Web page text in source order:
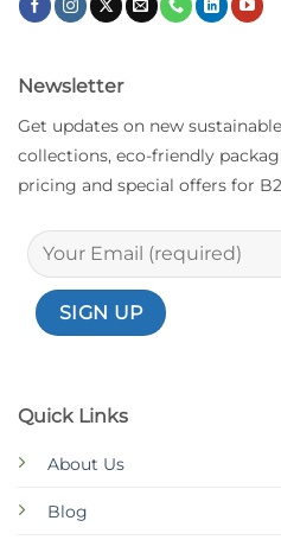
Quick Links
About Us
Blog
Newsletter
Get updates on new
collections, eco-friendly
pricing and special offers for